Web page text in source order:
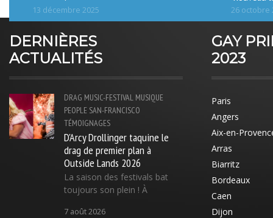
13 décembre 2025 26 octobre
DERNIÈRES
ACTUALITÉS
DRAG MUSIC-FESTIVAL MUSIQUE
PEOPLE SAN-FRANCISCO
TÉMOIGNAGES
D'Arcy Drollinger taquine le
drag de premier plan à
Outside Lands 2026
La saison des festivals bat
toujours son plein ! À
7 août 2026
GAY
2023
Paris
Angers
Aix-en-
Arras
Biarritz
Bordeaux
Caen
Dijon